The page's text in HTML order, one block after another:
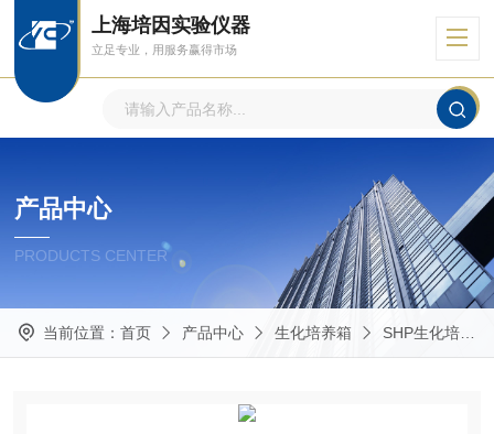
上海培因实验仪器
立足专业，用服务赢得市场
产品中心
PRODUCTS CENTER
当前位置： 首页 产品中心 生化培养箱 SHP生化培养箱